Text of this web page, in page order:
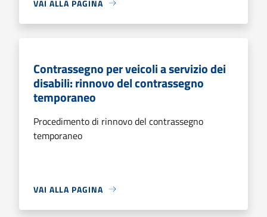
VAI ALLA PAGINA
Contrassegno per veicoli a servizio dei
disabili: rinnovo del contrassegno
temporaneo
Procedimento di rinnovo del contrassegno
temporaneo
VAI ALLA PAGINA